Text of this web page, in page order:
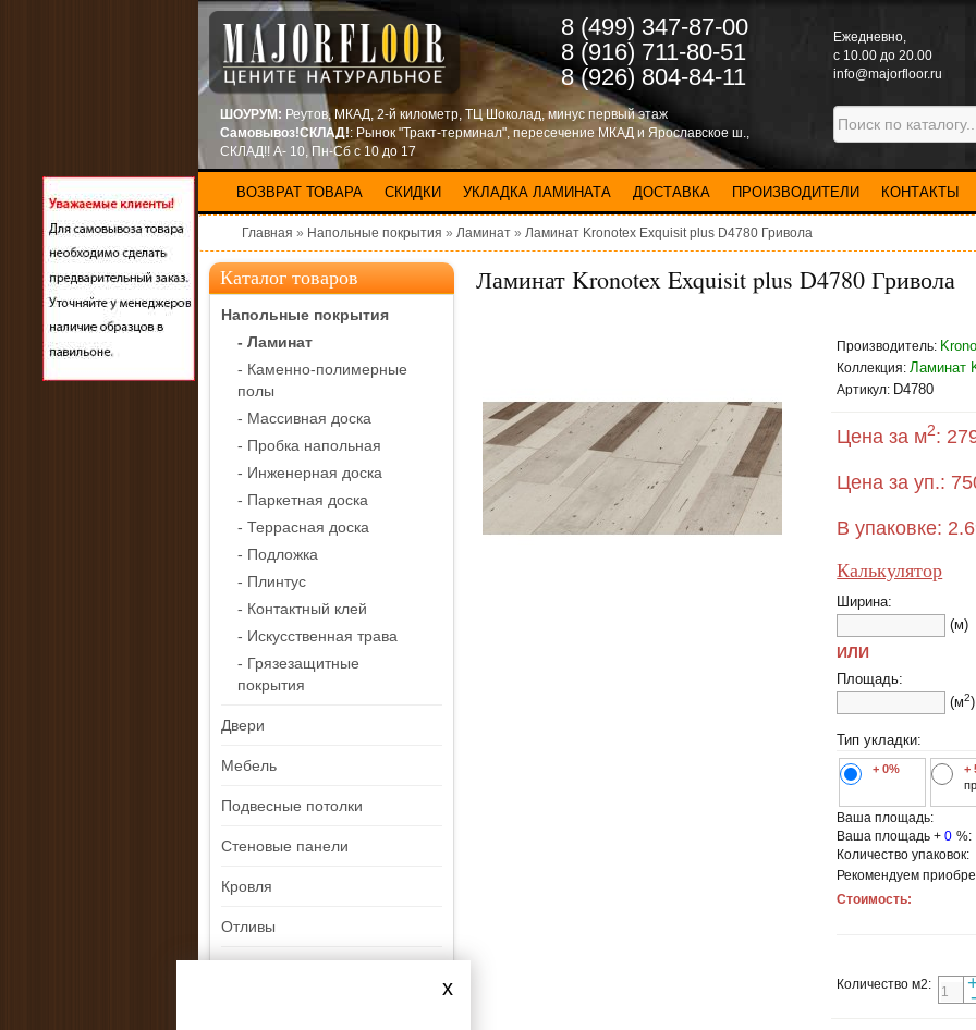
8 (499) 347-87-00
8 (916) 711-80-51
8 (926) 804-84-11
Eжедневно,
с 10.00 до 20.00
info@majorfloor.ru
ШОУРУМ: Реутов, МКАД, 2-й километр, ТЦ Шоколад, минус первый этаж
Самовывоз!СКЛАД!: Рынок "Тракт-терминал", пересечение МКАД и Ярославское ш.,
СКЛАД!! А- 10, Пн-Сб с 10 до 17
ВОЗВРАТ ТОВАРА СКИДКИ УКЛАДКА ЛАМИНАТА ДОСТАВКА ПРОИЗВОДИТЕЛИ КОНТАКТЫ
Главная » Напольные покрытия » Ламинат » Ламинат Kronotex Exquisit plus D4780 Гривола
Каталог товаров
Напольные покрытия
- Ламинат
- Каменно-полимерные
полы
- Массивная доска
- Пробка напольная
- Инженерная доска
- Паркетная доска
- Террасная доска
- Подложка
- Плинтус
- Контактный клей
- Искусственная трава
- Грязезащитные
покрытия
Двери
Мебель
Подвесные потолки
Стеновые панели
Кровля
Отливы
Ламинат Kronotex Exquisit plus D4780 Гривола
Производитель:
Коллекция: Ламинат
Артикул: D4780
Цена за м2:
Цена за уп.:
В упаковке:
Калькулятор
Ширина:
(м)
ИЛИ
Площадь:
(м2)
Тип укладки:
+ 0%
+
Ваша площадь:
Ваша площадь +0 %:
Количество упаковок:
Рекомендуем
Стоимость:
Количество м2:
-
x